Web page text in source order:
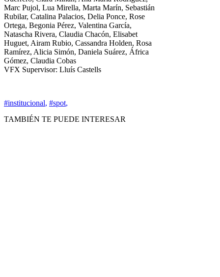
Marc Pujol, Lua Mirella, Marta Marín, Sebastián
Rubilar, Catalina Palacios, Delia Ponce, Rose
Ortega, Begonia Pérez, Valentina García,
Natascha Rivera, Claudia Chacón, Elisabet
Huguet, Airam Rubio, Cassandra Holden, Rosa
Ramírez, Alicia Simón, Daniela Suárez, África
Gómez, Claudia Cobas
VFX Supervisor: Lluís Castells
#institucional, #spot,
TAMBIÉN TE PUEDE INTERESAR